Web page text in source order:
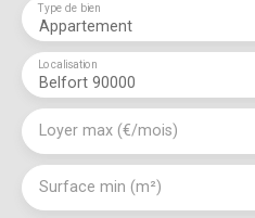
Appartement
Type de bien
Belfort 90000
Localisation
Loyer max (€/mois)
Surface min (m²)